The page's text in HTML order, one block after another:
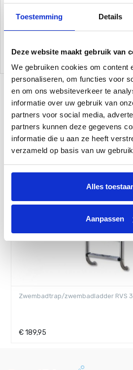
Toestemming Details
Deze website maakt gebruik van
We gebruiken cookies om content
personaliseren, om functies voor
en om ons websiteverkeer te
informatie over uw gebruik van
partners voor social media,
partners kunnen deze gegevens
informatie die u aan ze heeft
verzameld op basis van uw
Alles
Aanpassen
gebruik in constructieve baden.
zout.
Gerelateerde Producten
Zwembadtrap/zwembadladder RVS
€199,95